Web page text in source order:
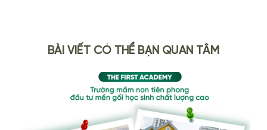
BÀI VIẾT CÓ THỂ BẠN QUAN TÂM